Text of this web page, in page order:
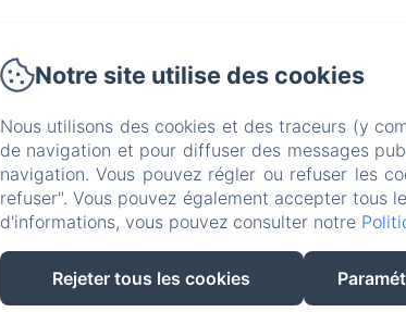
10 La
Notre site utilise des cookies
Nous utilisons des cookies et des traceurs (y
de navigation et pour diffuser des messages
navigation. Vous pouvez régler ou refuser les
refuser". Vous pouvez également accepter tous
d'informations, vous pouvez consulter notre
Rejeter tous les cookies